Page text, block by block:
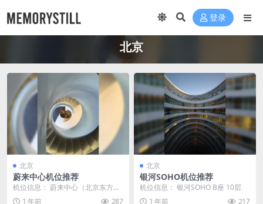
登录
北京
北京
蔚来中心机位推荐
机位信息： 蔚来中心（北京东方广
场） 进屋二楼就能拍，店员欢迎摄
1 年前 287
北京
银河SOHO机位推荐
机位信息： 银河SOHO B座 10层
1 年前
217